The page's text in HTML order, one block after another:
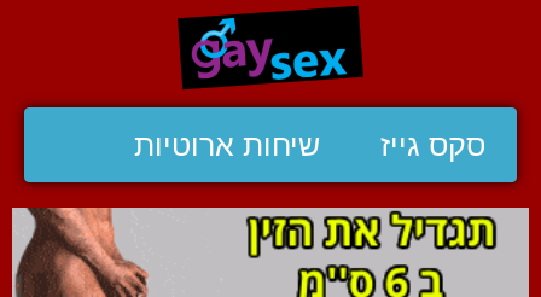
סקס גייז שיחות ארוטיות